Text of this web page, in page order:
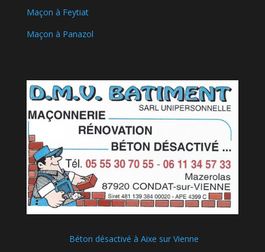
Maçon à Feytiat
Maçon à Panazol
Béton désactivé à Aixe sur Vienne